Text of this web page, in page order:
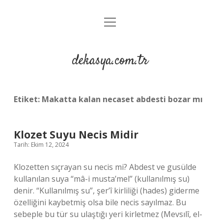
Anasayfa
Yasal Uyarı
menüyü
dekasya.com.tr
Etiket: Makatta kalan necaset abdesti bozar mı
Klozet Suyu Necis Midir
Tarih: Ekim 12, 2024
Klozetten sıçrayan su necis mi? Abdest ve gusülde
kullanılan suya “mâ-i musta’mel” (kullanılmış su)
denir. “Kullanılmış su”, şer’î kirliliği (hades) giderme
özelliğini kaybetmiş olsa bile necis sayılmaz. Bu
sebeple bu tür su ulaştığı yeri kirletmez (Mevsılî, el-